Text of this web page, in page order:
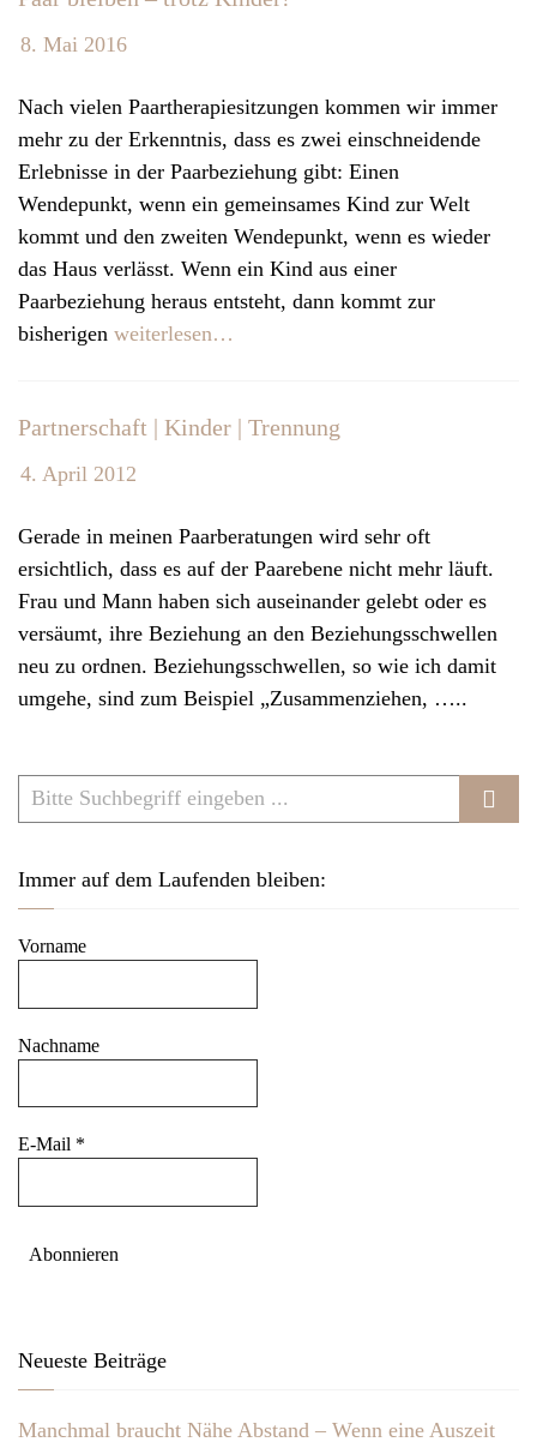
8. Mai 2016
Nach vielen Paartherapiesitzungen kommen wir immer
mehr zu der Erkenntnis, dass es zwei einschneidende
Erlebnisse in der Paarbeziehung gibt: Einen
Wendepunkt, wenn ein gemeinsames Kind zur Welt
kommt und den zweiten Wendepunkt, wenn es wieder
das Haus verlässt. Wenn ein Kind aus einer
Paarbeziehung heraus entsteht, dann kommt zur
bisherigen weiterlesen…
Partnerschaft | Kinder | Trennung
4. April 2012
Gerade in meinen Paarberatungen wird sehr oft
ersichtlich, dass es auf der Paarebene nicht mehr läuft.
Frau und Mann haben sich auseinander gelebt oder es
versäumt, ihre Beziehung an den Beziehungsschwellen
neu zu ordnen. Beziehungsschwellen, so wie ich damit
umgehe, sind zum Beispiel „Zusammenziehen, …..
Immer auf dem Laufenden bleiben:
Vorname
Nachname
E-Mail *
Neueste Beiträge
Manchmal braucht Nähe Abstand – Wenn eine Auszeit